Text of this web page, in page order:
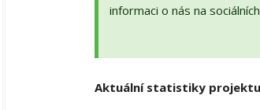
informaci o nás na
Aktuální statistiky